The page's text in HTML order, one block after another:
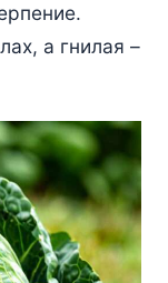
а гнилая –